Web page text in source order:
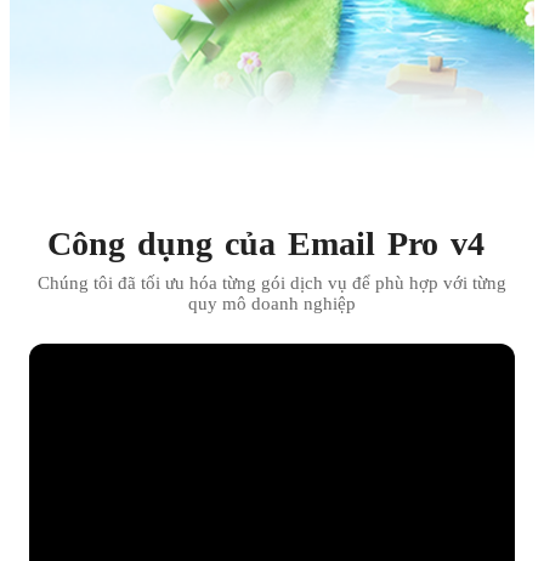
Công dụng của Email Pro v4
Chúng tôi đã tối ưu hóa từng gói dịch vụ để phù hợp với từng
quy mô doanh nghiệp